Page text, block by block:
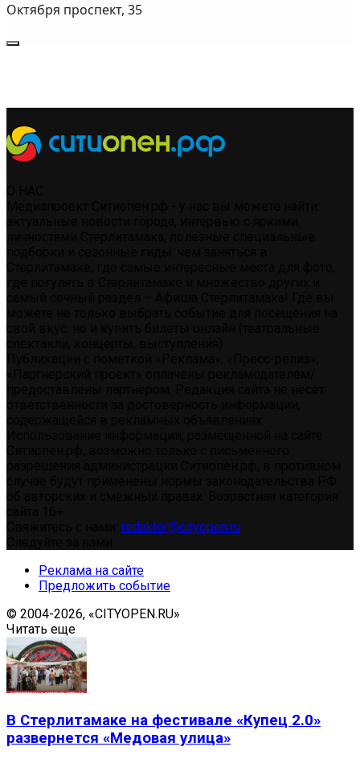
Октября проспект, 35
redaktor@cityopen.ru
Реклама на сайте
Предложить событие
© 2004-2026, «CITYOPEN.RU»
Читать еще
В Стерлитамаке на фестивале «Купец 2.0»
развернется «Медовая улица»